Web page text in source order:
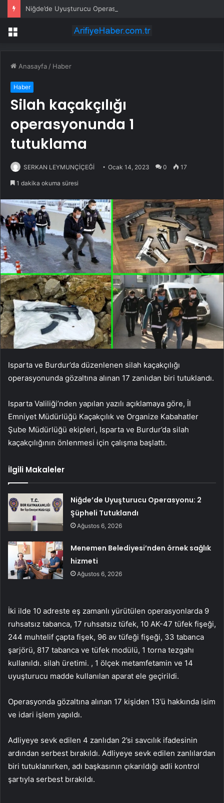
Niğde’de Uyuşturucu Operasyonu: 2 Şüpheli Tutuklandı
Menü
Anasayfa / Haber
Haber
Silah kaçakçılığı
operasyonunda 1
tutuklama
SERKAN LEYMUNÇİÇEĞİ Ocak 14, 2023 0 17
1 dakika okuma süresi
Isparta ve Burdur’da düzenlenen silah kaçakçılığı
operasyonunda gözaltına alınan 17 zanlıdan biri tutuklandı.
Isparta Valiliği’nden yapılan yazılı açıklamaya göre, İl
Emniyet Müdürlüğü Kaçakçılık ve Organize Kabahatler
Şube Müdürlüğü ekipleri, Isparta ve Burdur’da silah
kaçakçılığının önlenmesi için çalışma başlattı.
İlgili Makaleler
Niğde’de Uyuşturucu Operasyonu: 2
Şüpheli Tutuklandı
Ağustos 6, 2026
Menemen Belediyesi’nden örnek sağlık
hizmeti
Ağustos 6, 2026
İki ilde 10 adreste eş zamanlı yürütülen operasyonlarda 9
ruhsatsız tabanca, 17 ruhsatsız tüfek, 10 AK-47 tüfek fişeği,
244 muhtelif çapta fişek, 96 av tüfeği fişeği, 33 tabanca
şarjörü, 817 tabanca ve tüfek modülü, 1 torna tezgahı
kullanıldı. silah üretimi. , 1 ölçek metamfetamin ve 14
uyuşturucu madde kullanılan aparat ele geçirildi.
Operasyonda gözaltına alınan 17 kişiden 13’ü hakkında isim
ve idari işlem yapıldı.
Adliyeye sevk edilen 4 zanlıdan 2’si savcılık ifadesinin
ardından serbest bırakıldı. Adliyeye sevk edilen zanlılardan
biri tutuklanırken, adı başkasının çıkarıldığı adli kontrol
şartıyla serbest bırakıldı.